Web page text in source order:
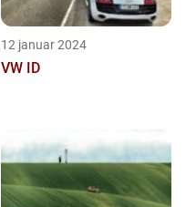
12 januar 2024
VW ID